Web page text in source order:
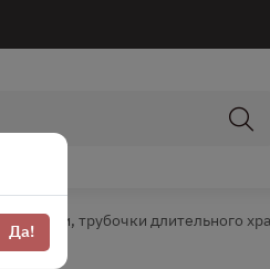
трубочки длительного
Да!